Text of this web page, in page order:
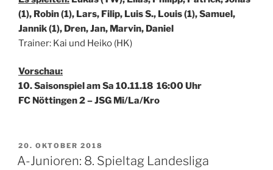
(1), Robin (1), Lars, Filip, Luis S., Louis (1), Samuel,
Jannik (1), Dren, Jan, Marvin, Daniel
Trainer: Kai und Heiko (HK)
Vorschau:
10. Saisonspiel am Sa 10.11.18 16:00 Uhr
FC Nöttingen 2 – JSG Mi/La/Kro
VERÖFFENTLICHT
AM
20. OKTOBER 2018
A-Junioren: 8. Spieltag Landesliga